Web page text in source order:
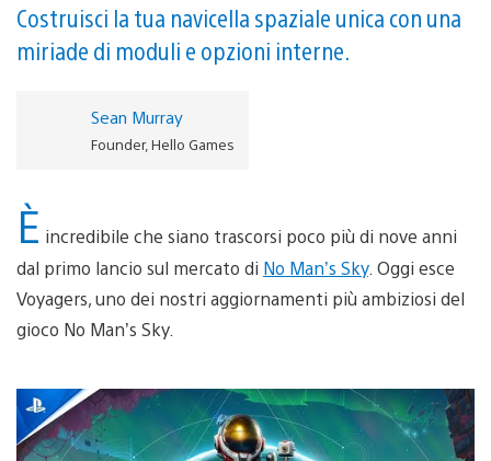
Costruisci la tua navicella spaziale unica con una
miriade di moduli e opzioni interne.
Sean Murray
Founder, Hello Games
È incredibile che siano trascorsi poco più di nove anni
dal primo lancio sul mercato di No Man’s Sky. Oggi esce
Voyagers, uno dei nostri aggiornamenti più ambiziosi del
gioco No Man’s Sky.